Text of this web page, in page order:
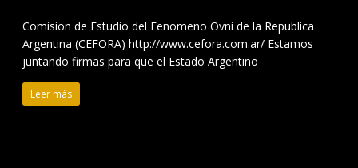
Comision de Estudio del Fenomeno Ovni de la Republica
Argentina (CEFORA) http://www.cefora.com.ar/ Estamos
juntando firmas para que el Estado Argentino
Leer más